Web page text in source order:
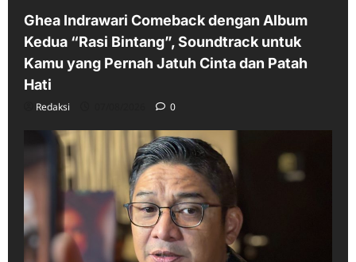
Ghea Indrawari Comeback dengan Album
Kedua “Rasi Bintang”, Soundtrack untuk
Kamu yang Pernah Jatuh Cinta dan Patah
Hati
Redaksi 0